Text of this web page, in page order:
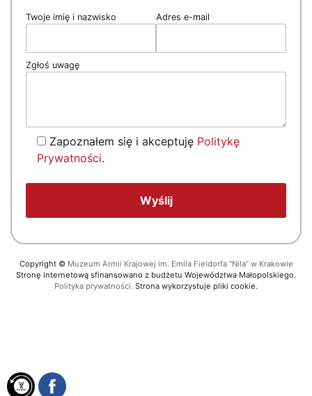
Twoje imię i nazwisko Adres e-mail
Zgłoś uwagę
Zapoznałem się i akceptuję Politykę
Prywatności.
Copyright © Muzeum Armii Krajowej im. Emila Fieldorfa “Nila” w Krakowie
Stronę internetową sfinansowano z budżetu Województwa Małopolskiego.
Polityka prywatności. Strona wykorzystuje pliki cookie.